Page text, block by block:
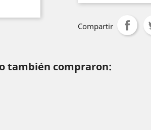
Compartir
también compraron: